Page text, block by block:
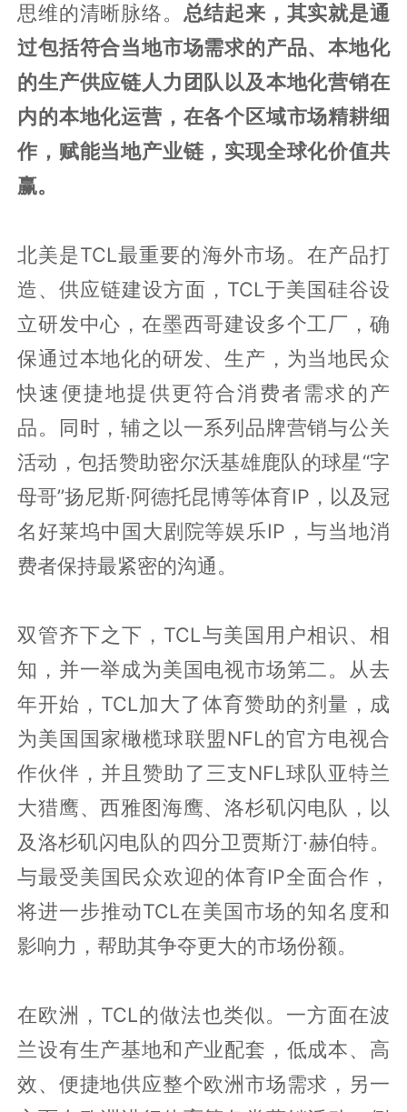
思维的清晰脉络。 总结起来，其实就是通
过包括符合当地市场需求的产品、本地化
的生产供应链人力团队以及本地化营销在
内的本地化运营，在各个区域市场精耕细
作，赋能当地产业链，实现全球化价值共
赢。
北美是TCL最重要的海外市场。在产品打
造、供应链建设方面，TCL于美国硅谷设
立研发中心，在墨西哥建设多个工厂，确
保通过本地化的研发、生产，为当地民众
快速便捷地提供更符合消费者需求的产
品。同时，辅之以一系列品牌营销与公关
活动，包括赞助密尔沃基雄鹿队的球星“字
母哥”扬尼斯·阿德托昆博等体育IP，以及冠
名好莱坞中国大剧院等娱乐IP，与当地消
费者保持最紧密的沟通。
双管齐下之下，TCL与美国用户相识、相
知，并一举成为美国电视市场第二。从去
年开始，TCL加大了体育赞助的剂量，成
为美国国家橄榄球联盟NFL的官方电视合
作伙伴，并且赞助了三支NFL球队亚特兰
大猎鹰、西雅图海鹰、洛杉矶闪电队，以
及洛杉矶闪电队的四分卫贾斯汀·赫伯特。
与最受美国民众欢迎的体育IP全面合作，
将进一步推动TCL在美国市场的知名度和
影响力，帮助其争夺更大的市场份额。
在欧洲，TCL的做法也类似。一方面在波
兰设有生产基地和产业配套，低成本、高
效、便捷地供应整个欧洲市场需求，另一